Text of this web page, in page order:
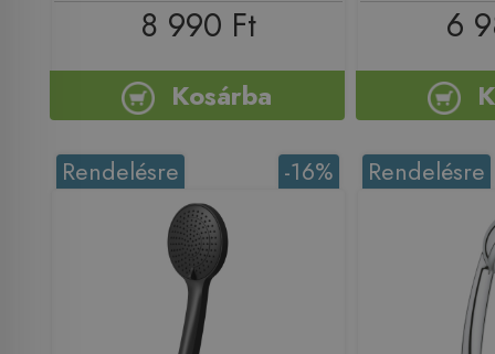
8 990 Ft
Kosárba
6
-16%
Rendelésre Rendelésre